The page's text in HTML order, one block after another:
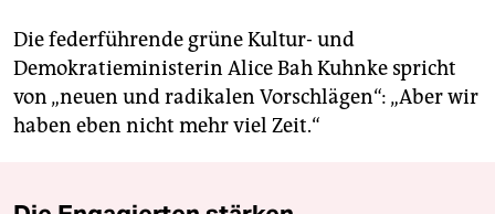
Die federführende grüne Kultur- und
Demokratieministerin Alice Bah Kuhnke spricht
von „neuen und radikalen Vorschlägen“: „Aber wir
haben eben nicht mehr viel Zeit.“